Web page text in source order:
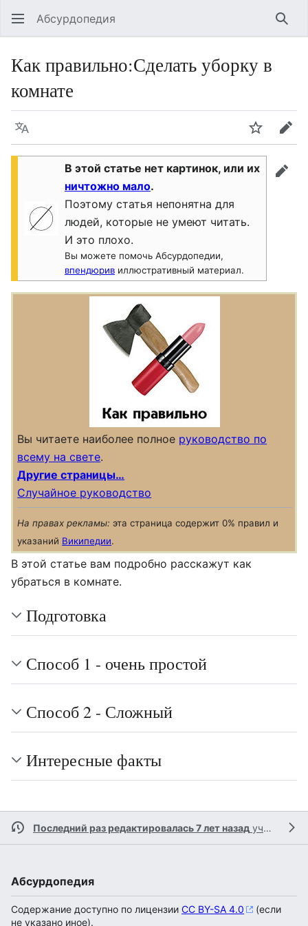
Абсурдопедия
Как правильно:Сделать уборку в
комнате
Язык
В этой статье нет картинок, или их
ничтожно мало.
Поэтому статья непонятна для
людей, которые не умеют читать.
И это плохо.
Вы можете помочь Абсурдопедии,
впендюрив иллюстративный материал.
Вы читаете наиболее полное руководство по
всему на свете.
Другие страницы…
Случайное руководство
На правах рекламы: эта страница содержит 0% правил и
указаний Википедии.
В этой статье вам подробно расскажут как
убраться в комнате.
Подготовка
Способ 1 - очень простой
Способ 2 - Сложный
Интересные факты
Последний раз редактировалась 7 лет назад участником
Абсурдопедия
Содержание доступно по лицензии CC BY-SA 4.0
(если
не указано иное).